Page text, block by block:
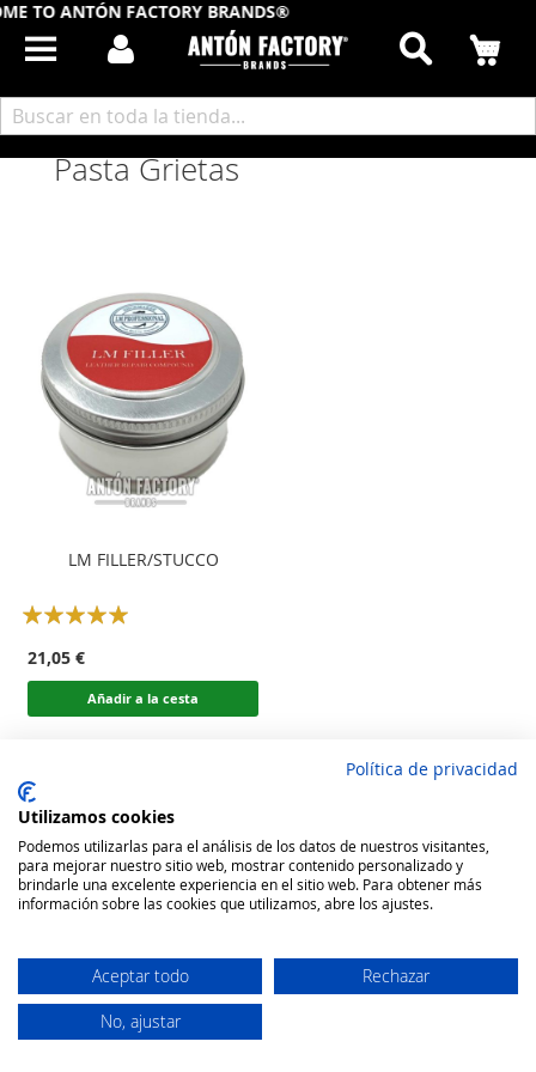
TO ANTÓN FACTORY BRANDS®
Buscar
Inicio Limpieza y Teñido Profesional
LM Profesional
Pasta Grietas
Pasta Grietas
LM FILLER/STUCCO
Rating:
21,05 €
Añadir a la cesta
Política de privacidad
Utilizamos cookies
Podemos utilizarlas para el análisis de los datos de nuestros visitantes,
para mejorar nuestro sitio web, mostrar contenido personalizado y
brindarle una excelente experiencia en el sitio web. Para obtener más
información sobre las cookies que utilizamos, abre los ajustes.
Aceptar todo Rechazar
No, ajustar